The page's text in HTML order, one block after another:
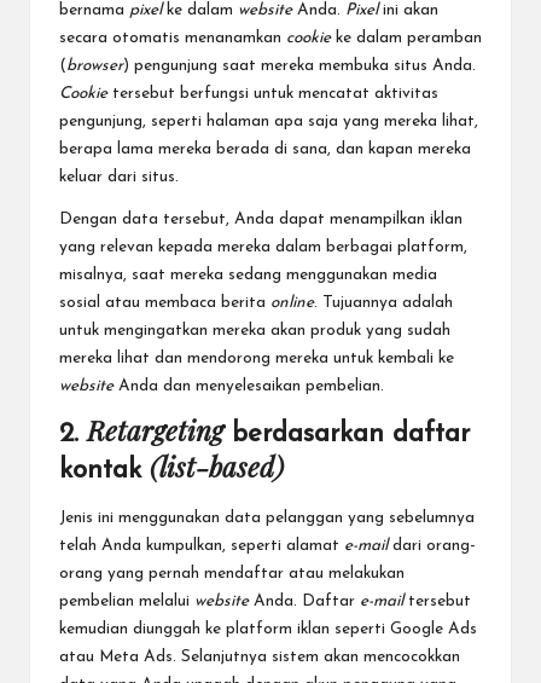
bernama pixelke dalam website Anda. Pixelini akan
secara otomatis menanamkan cookieke dalam peramban
(browser) pengunjung saat mereka membuka situs Anda.
Cookietersebut berfungsi untuk mencatat aktivitas
pengunjung, seperti halaman apa saja yang mereka lihat,
berapa lama mereka berada di sana, dan kapan mereka
keluar dari situs.
Dengan data tersebut, Anda dapat menampilkan iklan
yang relevan kepada mereka dalam berbagai platform,
misalnya, saat mereka sedang menggunakan media
sosial atau membaca berita online. Tujuannya adalah
untuk mengingatkan mereka akan produk yang sudah
mereka lihat dan mendorong mereka untuk kembali ke
website Anda dan menyelesaikan pembelian.
2.Retargetingberdasarkan daftar
kontak (list-based)
Jenis ini menggunakan data pelanggan yang sebelumnya
telah Anda kumpulkan, seperti alamat e-maildari orang-
orang yang pernah mendaftar atau melakukan
pembelian melalui website Anda. Daftar e-mailtersebut
kemudian diunggah ke platform iklan seperti Google Ads
atau Meta Ads. Selanjutnya sistem akan mencocokkan